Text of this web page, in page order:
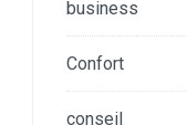
business
Confort
conseil